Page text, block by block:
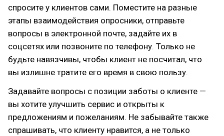
спросите у клиентов сами. Поместите на разные
этапы взаимодействия опросники, отправьте
вопросы в электронной почте, задайте их в
соцсетях или позвоните по телефону. Только не
будьте навязчивы, чтобы клиент не посчитал, что
вы излишне тратите его время в свою пользу.
Задавайте вопросы с позиции заботы о клиенте —
вы хотите улучшить сервис и открыты к
предложениям и пожеланиям. Не забывайте также
спрашивать, что клиенту нравится, а не только